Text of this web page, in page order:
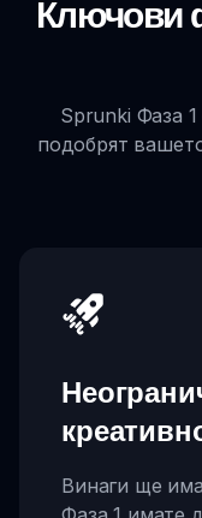
Ключови
Sprunki Фаза
подобрят
Винаги ще